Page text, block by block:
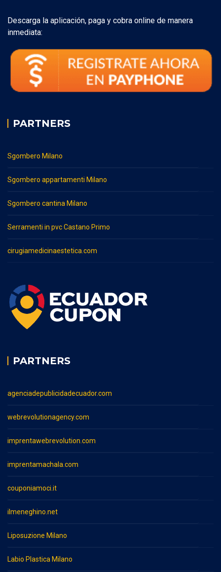
Descarga la aplicación, paga y cobra online de manera
inmediata:
PARTNERS
Sgombero Milano
Sgombero appartamenti Milano
Sgombero cantina Milano
Serramenti in pvc Castano Primo
cirugiamedicinaestetica.com
PARTNERS
agenciadepublicidadecuador.com
webrevolutionagency.com
imprentawebrevolution.com
imprentamachala.com
couponiamoci.it
ilmeneghino.net
Liposuzione Milano
Labio Plastica Milano